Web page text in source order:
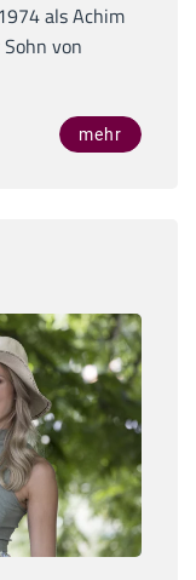
als Achim
von
mehr